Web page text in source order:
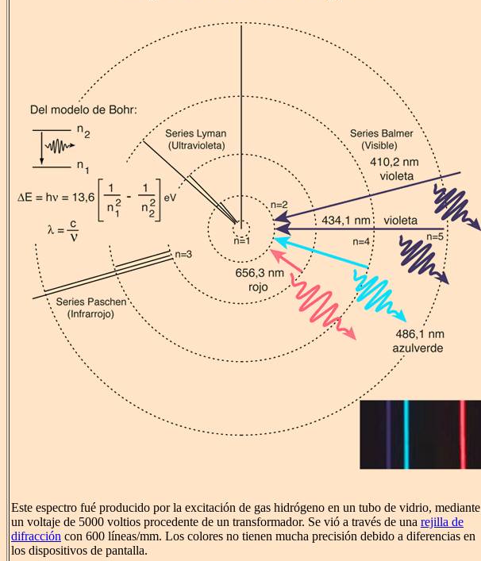
Este espectro fué producido por la excitación de gas hidrógeno en un tubo de vidrio, mediante
un voltaje de 5000 voltios procedente de un transformador. Se vió a través de una rejilla de
difracción con 600 líneas/mm. Los colores no tienen mucha precisión debido a diferencias en
los dispositivos de pantalla.